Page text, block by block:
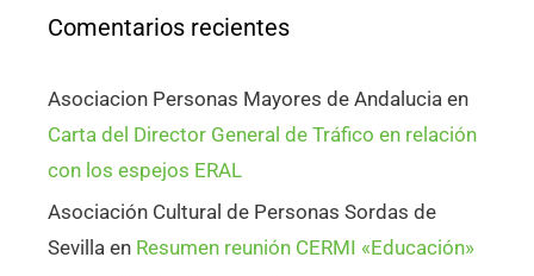
Comentarios recientes
Asociacion Personas Mayores de Andalucia en
Carta del Director General de Tráfico en relación
con los espejos ERAL
Asociación Cultural de Personas Sordas de
Sevilla en Resumen reunión CERMI «Educación»